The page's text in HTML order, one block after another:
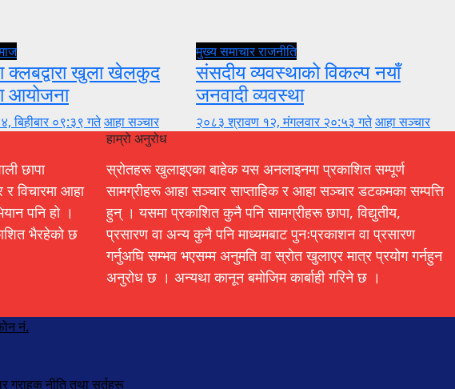
क्लबद्वारा खुला खेलकुद
आयोजना
बिहीबार ०९:३९ गतेआहा सञ्चार
मुख्य समाचारराजनीति
संसदीय व्यवस्थाको विकल्प नयाँ
जनवादी व्यवस्था
२०८३ श्रावण १२, मंगलवार २०:५३ गतेआहा सञ्चार
छापा
र विचारमा आहा
पनि हो ।
भैरहेको छ
हाम्रो अनुरोध
स्रोतहरू खुलाइएका बाहेक यस अनलाइनमा प्रकाशित सम्पूर्ण
सामग्रीहरू आहा सञ्चार साप्ताहिक र आहा सञ्चार डटकमका सम्पत्ति
हुन् । यसमा प्रकाशित कुनै पनि सामग्रीहरू छापा, विद्युतीय,
प्रसारण वा अन्य कुनै पनि माध्यमबाट पुनःप्रकाशन वा प्रसारण
गर्नुअघि सम्भव भएसम्म अनुमति वा स्रोत खुलाएर मात्र प्रयोग गर्नहुन
अनुरोध छ । अन्यथा कानून बमोजिम कार्बाही गरिने छ ।
नं.
ग्राहक नीति तथा सर्तहरू